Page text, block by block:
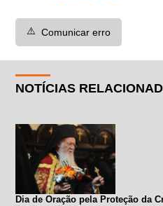
⚠️ Comunicar erro
NOTÍCIAS
Dia de Oração pela Proteção da